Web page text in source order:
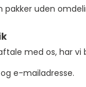
pakker uden
med os, har vi
e-mailadresse.